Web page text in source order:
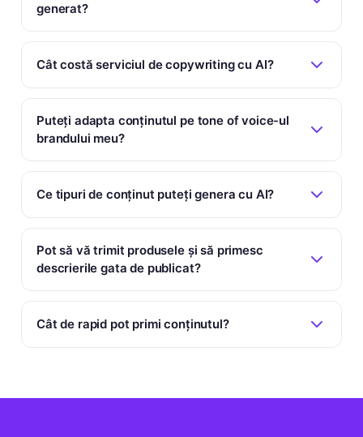
generat?
Cât costă serviciul de copywriting cu AI?
Puteți adapta conținutul pe tone of voice-ul
brandului meu?
Ce tipuri de conținut puteți genera cu AI?
Pot să vă trimit produsele și să primesc
descrierile gata de publicat?
Cât de rapid pot primi conținutul?